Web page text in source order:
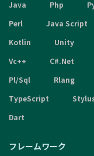
Java Php
Perl
Java Script
Kotlin
Unity
Vc++
C#.Net
Pl/Sql
Rlang
TypeScript
Dart
フレームワーク